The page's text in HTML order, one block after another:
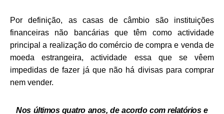
Por definição, as casas de câmbio são instituições
financeiras não bancárias que têm como actividade
principal a realização do comércio de compra e venda de
moeda estrangeira, actividade essa que se vêem
impedidas de fazer já que não há divisas para comprar
nem vender.
Nos últimos quatro anos, de acordo com relatórios e